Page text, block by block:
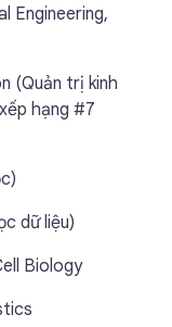
Engineering,
(Quản trị kinh
hạng #7
dữ liệu)
Biology